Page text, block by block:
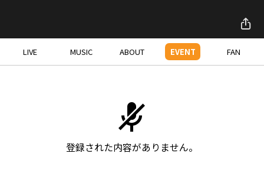
LIVE MUSIC ABOUT EVENT FAN
登録された内容がありません。